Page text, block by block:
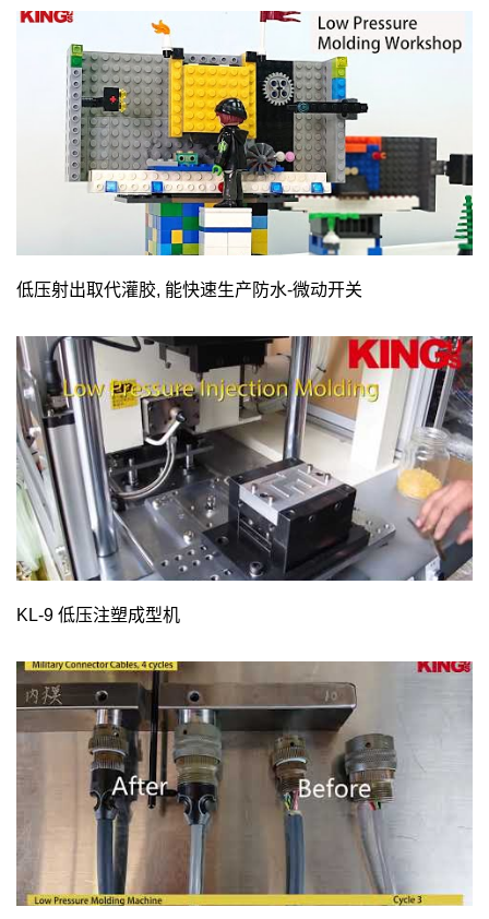
低压射出取代灌胶, 能快速生产防水-微动开关
KL-9 低压注塑成型机